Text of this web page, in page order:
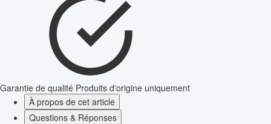
Garantie de qualité Produits d'origine uniquement
À propos de cet article
Questions & Réponses